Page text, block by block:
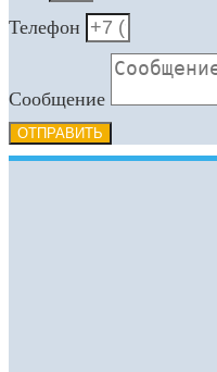
Телефон
Сообщение
ОТПРАВИТЬ